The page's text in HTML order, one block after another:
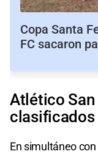
Copa Santa
FC sacaron
Atlético San
clasificados
En simultáneo